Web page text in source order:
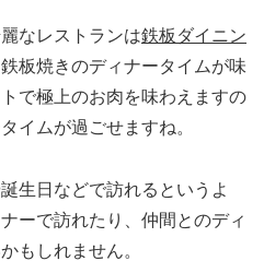
なレストランは鉄板ダイニン
板焼きのディナータイムが味
で極上のお肉を味わえますの
イムが過ごせますね。
生日などで訪れるというよ
ーで訪れたり、仲間とのディ
もしれません。